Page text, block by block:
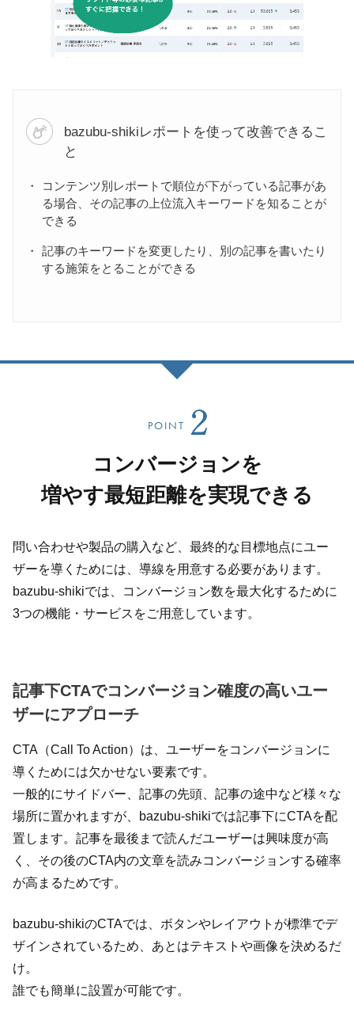
bazubu-shikiレポートを使って改善できるこ
と
コンテンツ別レポートで順位が下がっている記事があ
る場合、その記事の上位流入キーワードを知ることが
できる
記事のキーワードを変更したり、別の記事を書いたり
する施策をとることができる
POINT
コンバージョンを
増やす最短距離を実現できる
問い合わせや製品の購入など、最終的な目標地点にユー
ザーを導くためには、導線を用意する必要があります。
bazubu-shikiでは、コンバージョン数を最大化するために
3つの機能・サービスをご用意しています。
記事下CTAでコンバージョン確度の高いユー
ザーにアプローチ
CTA（Call To Action）は、ユーザーをコンバージョンに
導くためには欠かせない要素です。
一般的にサイドバー、記事の先頭、記事の途中など様々な
場所に置かれますが、bazubu-shikiでは記事下にCTAを配
置します。記事を最後まで読んだユーザーは興味度が高
く、その後のCTA内の文章を読みコンバージョンする確率
が高まるためです。
bazubu-shikiのCTAでは、ボタンやレイアウトが標準でデ
ザインされているため、あとはテキストや画像を決めるだ
け。
誰でも簡単に設置が可能です。